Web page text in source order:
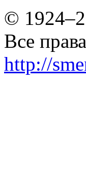
©
Все
http://